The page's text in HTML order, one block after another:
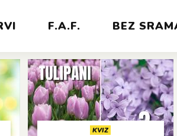
F.A.F. BEZ
KVIZ